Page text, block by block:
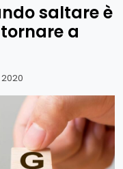
saltare è
a